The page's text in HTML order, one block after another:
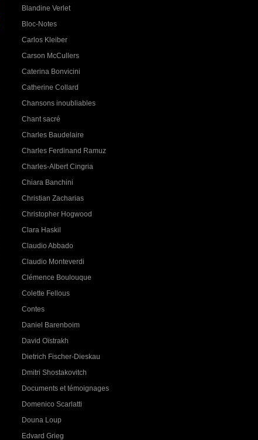
Blandine Verlet
Bloc-Notes
Carlos Kleiber
Carson McCullers
Caterina Bonvicini
Catherine Collard
Chansons inoubliables
Chant sacré
Charles Baudelaire
Charles Ferdinand Ramuz
Charles-Albert Cingria
Chiara Banchini
Christian Zacharias
Christopher Hogwood
Clara Haskil
Claudio Abbado
Claudio Monteverdi
Clémence Boulouque
Colette Fellous
Contes
Daniel Barenboim
David Oïstrakh
Dietrich Fischer-Dieskau
Dmitri Shostakovitch
Documents et témoignages
Domenico Scarlatti
Douna Loup
Edvard Grieg